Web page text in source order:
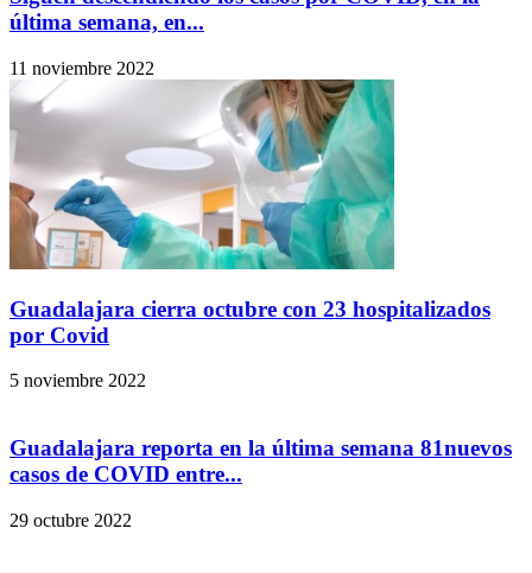
última semana, en...
11 noviembre 2022
Guadalajara cierra octubre con 23 hospitalizados
por Covid
5 noviembre 2022
Guadalajara reporta en la última semana 81nuevos
casos de COVID entre...
29 octubre 2022